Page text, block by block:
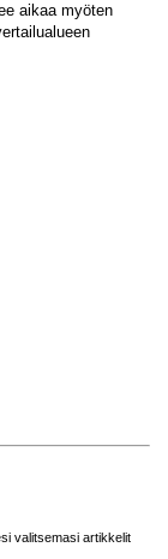
aikaa myöten
valitsemasi artikkelit